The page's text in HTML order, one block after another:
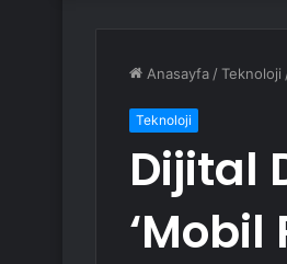
Anasayfa /Teknoloji
Teknoloji
Dijital